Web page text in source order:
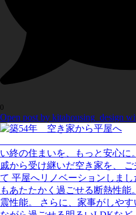
0
Open post by kitahousing_design